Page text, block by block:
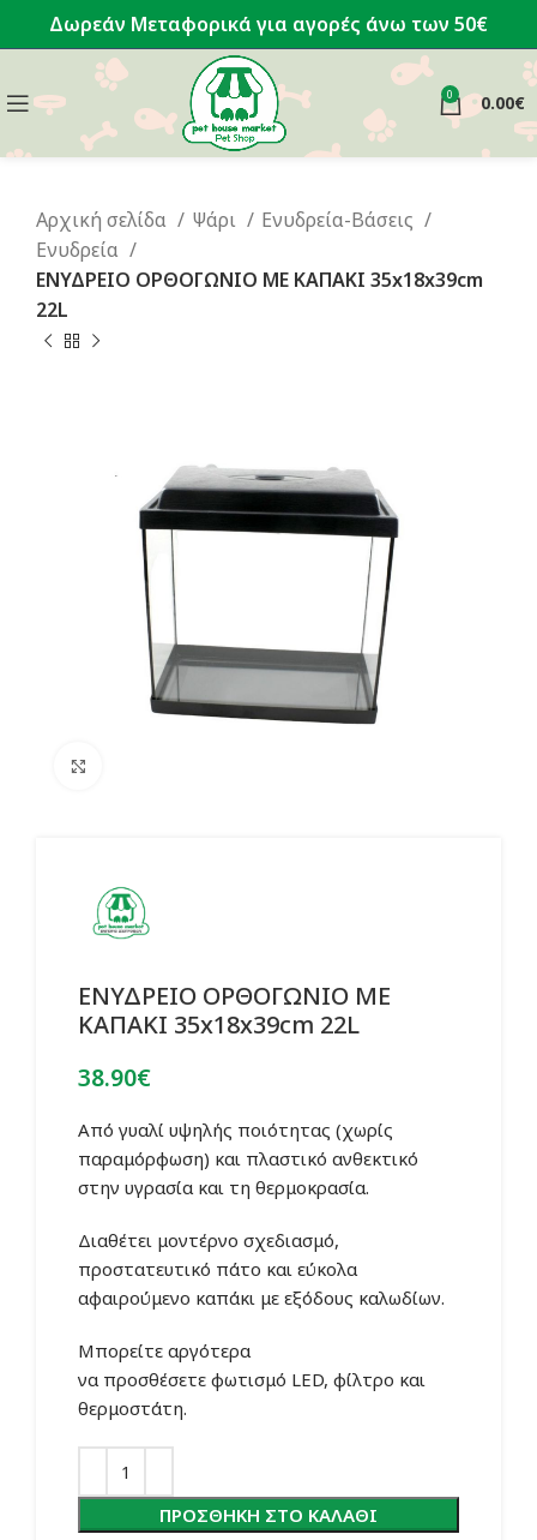
Δωρεάν Μεταφορικά για αγορές άνω των 50€
0 0.00€
Αρχική σελίδα Ψάρι
Ενυδρεία-Βάσεις
Ενυδρεία
ΕΝΥΔΡΕΙΟ ΟΡΘΟΓΩΝΙΟ ΜΕ ΚΑΠΑΚΙ 35x18x39cm
22L
ΕΝΥΔΡΕΙΟ ΟΡΘΟΓΩΝΙΟ ΜΕ
ΚΑΠΑΚΙ 35x18x39cm 22L
38.90€
Από γυαλί υψηλής ποιότητας (χωρίς
παραμόρφωση) και πλαστικό ανθεκτικό
στην υγρασία και τη θερμοκρασία.
Διαθέτει μοντέρνο σχεδιασμό,
προστατευτικό πάτο και εύκολα
αφαιρούμενο καπάκι με εξόδους καλωδίων.
Μπορείτε αργότερα
να προσθέσετε φωτισμό LED, φίλτρο και
θερμοστάτη.
ΠΡΟΣΘΉΚΗ ΣΤΟ ΚΑΛΆΘΙ